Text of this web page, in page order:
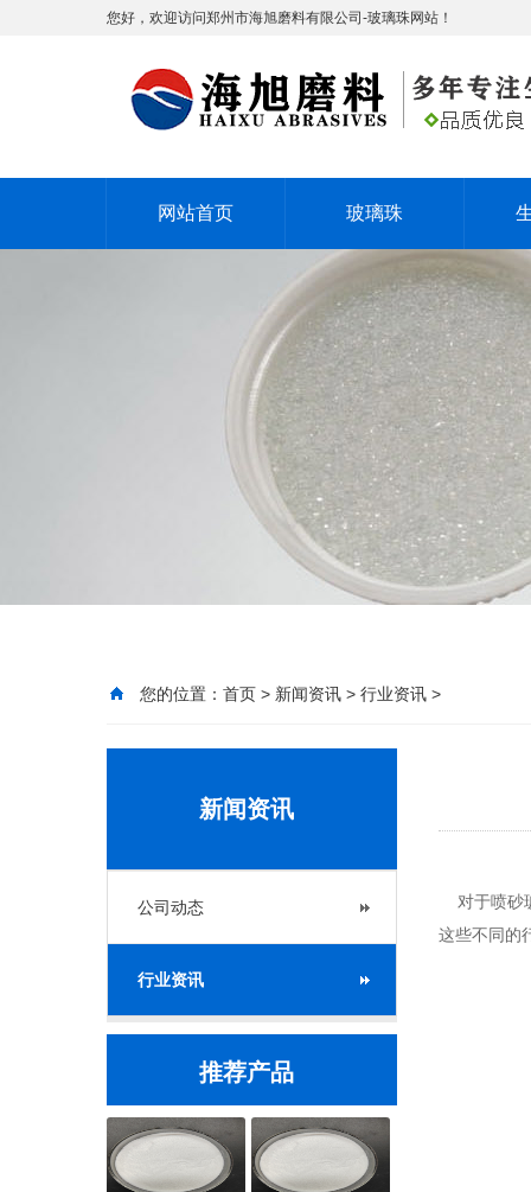
您好，欢迎访问郑州市海旭磨料有限公司-玻璃珠网站！
网站首页 玻璃珠
您的位置： 首页 > 新闻资讯 > 行业资讯 >
新闻资讯
公司动态
行业资讯
推荐产品
对于喷砂
这些不同的